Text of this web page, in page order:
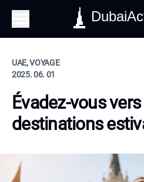
UAE, VOYAGE
2025. 06. 01
Évadez-vous
destinations